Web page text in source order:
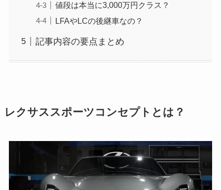
値段は本当に3,000万円クラス？
LFAやLCの後継車なの？
記事内容の要点まとめ
レクサススポーツコンセプトとは？